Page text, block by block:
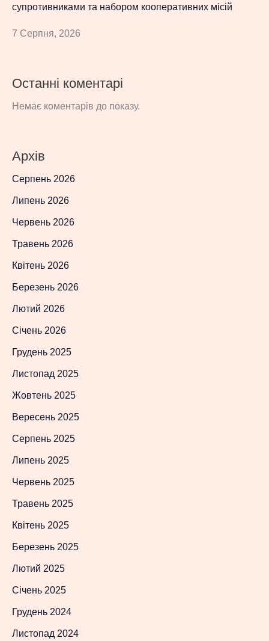
супротивниками та набором кооперативних місій
7 Серпня, 2026
Останні коментарі
Немає коментарів до показу.
Архів
Серпень 2026
Липень 2026
Червень 2026
Травень 2026
Квітень 2026
Березень 2026
Лютий 2026
Січень 2026
Грудень 2025
Листопад 2025
Жовтень 2025
Вересень 2025
Серпень 2025
Липень 2025
Червень 2025
Травень 2025
Квітень 2025
Березень 2025
Лютий 2025
Січень 2025
Грудень 2024
Листопад 2024